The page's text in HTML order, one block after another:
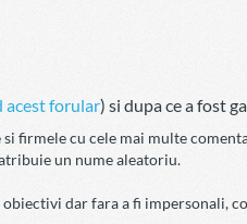
acest forular) si dupa ce a fost
si firmele cu cele mai multe
un nume aleatoriu.
dar fara a fi impersonali,